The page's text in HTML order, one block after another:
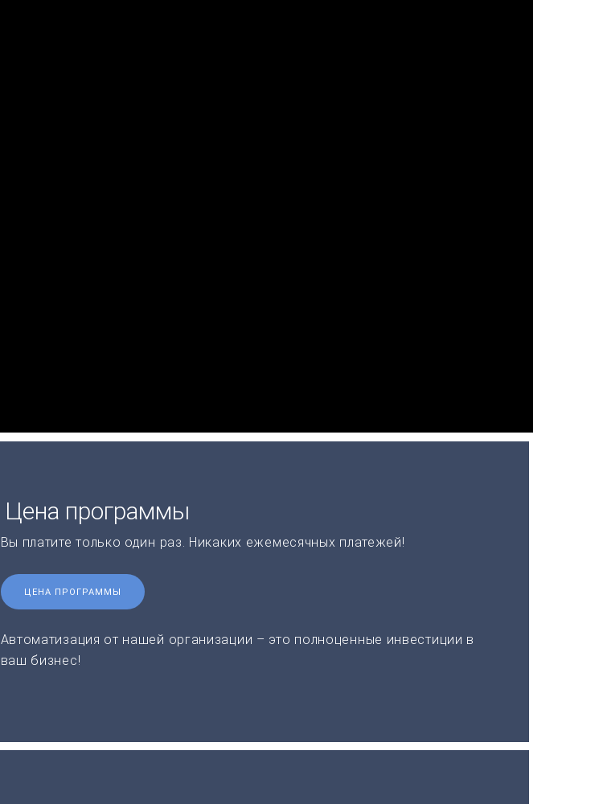
Цена программы
Вы платите только один раз. Никаких ежемесячных платежей!
ЦЕНА ПРОГРАММЫ
Автоматизация от нашей организации – это полноценные инвестиции в
ваш бизнес!